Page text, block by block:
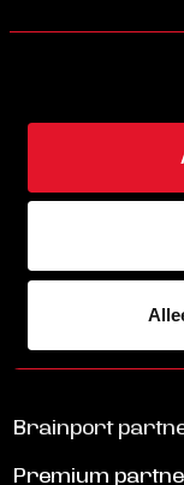
BRAM DE GREEF:
LEES MEER
Brainport
Premium